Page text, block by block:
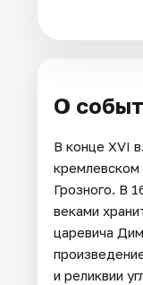
О
В конце ХVI
кремлевском
Грозного. В
веками
царевича
и реликвии